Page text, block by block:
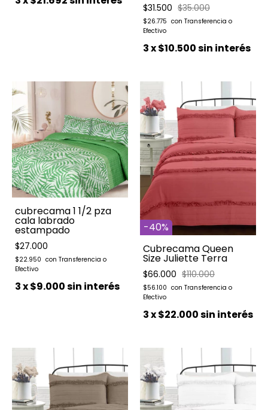
$31.500 $35.000
$26.775
3x$10.500sin interés
cubrecama 1 1/2 pza
cala labrado
estampado
$27.000
$22.950
3x$9.000sin interés
-40%
Cubrecama Queen
Size Juliette Terra
$66.000 $110.000
$56.100
3x$22.000sin interés